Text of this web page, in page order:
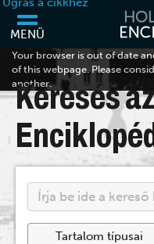
MENÜ
Your browser is out of date
of this webpage. Please
another.
Keresés
Tartalom típusai